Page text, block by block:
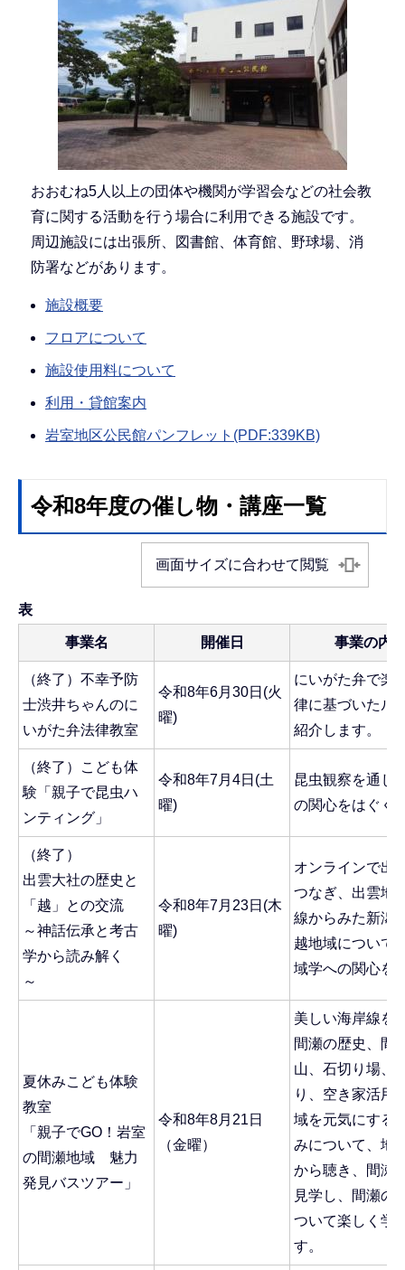
おおむね5人以上の団体や機関が学習会などの社会教
育に関する活動を行う場合に利用できる施設です。
周辺施設には出張所、図書館、体育館、野球場、消
防署などがあります。
施設概要
フロアについて
施設使用料について
利用・貸館案内
岩室地区公民館パンフレット(PDF:339KB)
令和8年度の催し物・講座一覧
画面サイズに合わせて閲覧
表
事業名 開催日 事業の内
（終了）不幸予防
士渋井ちゃんのに
いがた弁法律教室
令和8年6月30日(火
曜)
にいがた弁で楽
律に基づいたル
紹介します。
（終了）こども体
験「親子で昆虫ハ
ンティング」
令和8年7月4日(土
曜)
昆虫観察を通じ
の関心をはぐく
（終了）
出雲大社の歴史と
「越」との交流
～神話伝承と考古
学から読み解く
～
令和8年7月23日(木
曜)
オンラインで出
つなぎ、出雲地
線からみた新潟
越地域について
域学への関心を
夏休みこども体験
教室
「親子でGO！岩室
の間瀬地域 魅力
発見バスツアー」
令和8年8月21日
（金曜）
美しい海岸線を
間瀬の歴史、間
山、石切り場、
り、空き家活用
域を元気にする
みについて、地
から聴き、間瀬
見学し、間瀬の
ついて楽しく学
す。